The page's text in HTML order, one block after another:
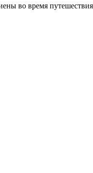
во время путешествия